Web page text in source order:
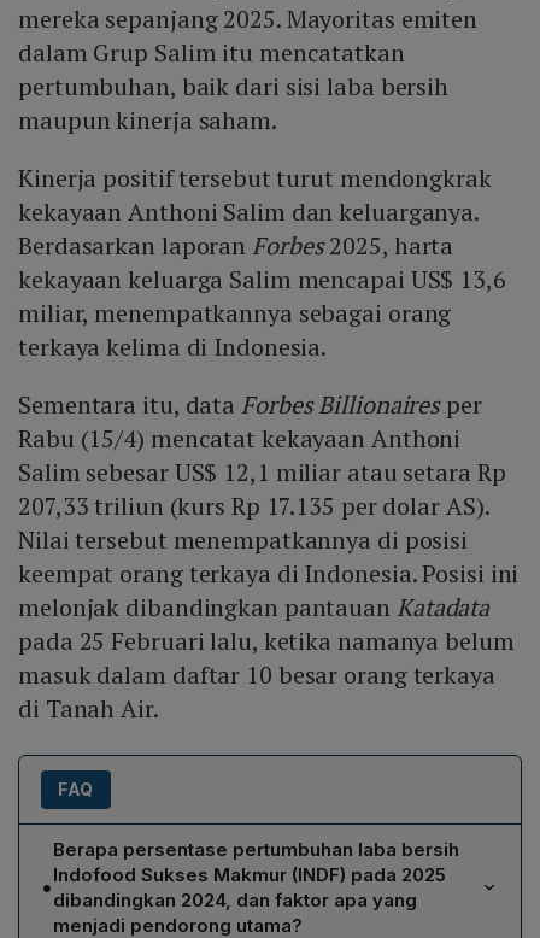
mereka sepanjang 2025. Mayoritas emiten
dalam Grup Salim itu mencatatkan
pertumbuhan, baik dari sisi laba bersih
maupun kinerja saham.
Kinerja positif tersebut turut mendongkrak
kekayaan Anthoni Salim dan keluarganya.
Berdasarkan laporan Forbes2025, harta
kekayaan keluarga Salim mencapai US$ 13,6
miliar, menempatkannya sebagai orang
terkaya kelima di Indonesia.
Sementara itu, data Forbes Billionairesper
Rabu (15/4) mencatat kekayaan Anthoni
Salim sebesar US$ 12,1 miliar atau setara Rp
207,33 triliun (kurs Rp 17.135 per dolar AS).
Nilai tersebut menempatkannya di posisi
keempat orang terkaya di Indonesia. Posisi ini
melonjak dibandingkan pantauan Katadata
pada 25 Februari lalu, ketika namanya belum
masuk dalam daftar 10 besar orang terkaya
di Tanah Air.
FAQ
•
Berapa persentase pertumbuhan laba bersih
Indofood Sukses Makmur (INDF) pada 2025
dibandingkan 2024, dan faktor apa yang
menjadi pendorong utama?